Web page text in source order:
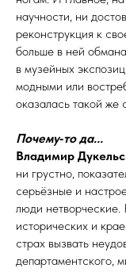
научности, ни
реконструкция к
больше в ней
в музейных
модными или
оказалась такой же
Почему‑то да...
Владимир
ни грустно,
серьёзные и
люди
исторических и
страх вызвать
департаментского,